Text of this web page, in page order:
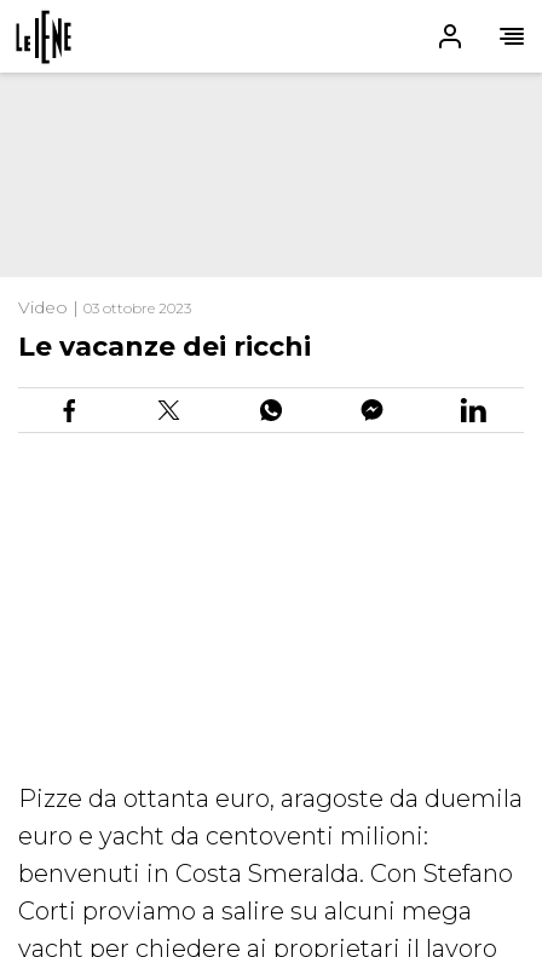
Video | 03 ottobre 2023
Le vacanze dei ricchi
Pizze da ottanta euro, aragoste da duemila
euro e yacht da centoventi milioni:
benvenuti in Costa Smeralda. Con Stefano
Corti proviamo a salire su alcuni mega
yacht per chiedere ai proprietari il lavoro